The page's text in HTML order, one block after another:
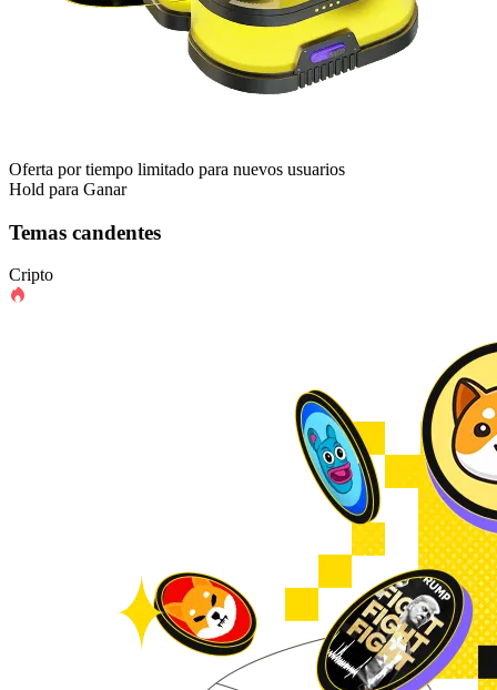
Oferta por tiempo limitado para nuevos usuarios
Hold para Ganar
Temas candentes
Cripto